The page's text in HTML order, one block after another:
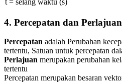
t = selang waktu (s)
4. Percepatan dan Perlajuan
Percepatan adalah Perubahan
tertentu, Satuan untuk percepatan
Perlajuan merupakan perubahan
tertentu
Percepatan merupakan besaran